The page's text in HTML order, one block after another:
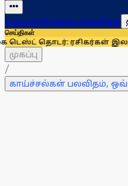
முகப்புதற்போதைய செய்திகள்
செய்திகள்
ரசிகர்கள் இலவசமாக
முகப்பு
/
காய்ச்சல்கள் பலவிதம்,